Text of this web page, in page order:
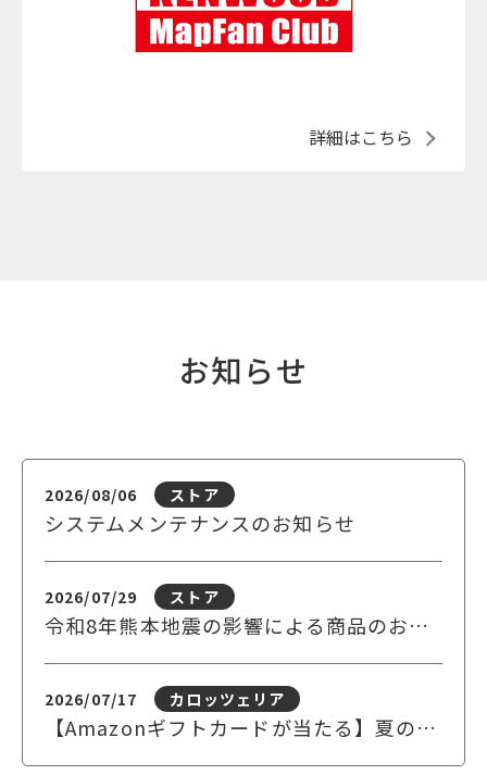
詳細はこちら
お知らせ
2026/08/06 ストア
システムメンテナンスのお知らせ
2026/07/29 ストア
令和8年熊本地震の影響による商品のお届けについて
2026/07/17 カロッツェリア
【Amazonギフトカードが当たる】夏の安全運転応援キャンペーン